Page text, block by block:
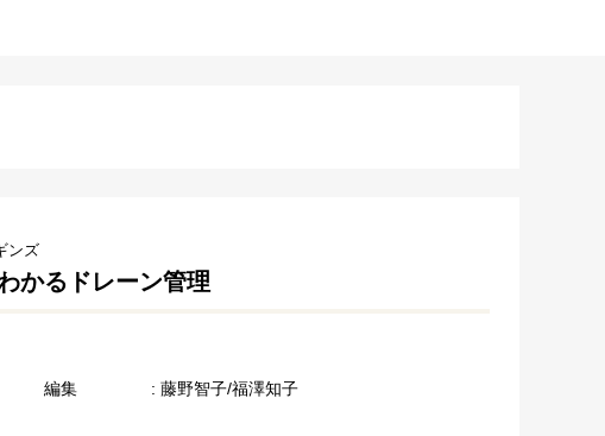
ンズ
かるドレーン管理
編集 : 藤野智子/福澤知子